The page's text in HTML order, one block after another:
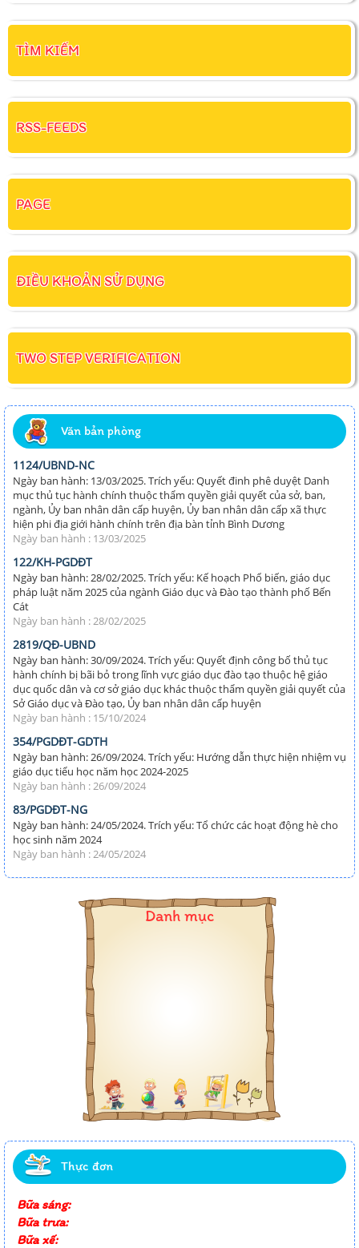
TÌM KIẾM
RSS-FEEDS
PAGE
ĐIỀU KHOẢN SỬ DỤNG
TWO STEP VERIFICATION
Văn bản phòng
1124/UBND-NC
Ngày ban hành: 13/03/2025. Trích yếu: Quyết đinh phê duyệt Danh
mục thủ tục hành chính thuộc thẩm quyền giải quyết của sở, ban,
ngành, Ủy ban nhân dân cấp huyện, Ủy ban nhân dân cấp xã thực
hiện phi địa giới hành chính trên địa bàn tỉnh Bình Dương
Ngày ban hành : 13/03/2025
122/KH-PGDĐT
Ngày ban hành: 28/02/2025. Trích yếu: Kế hoạch Phổ biến, giáo dục
pháp luật năm 2025 của ngành Giáo dục và Đào tạo thành phố Bến
Cát
Ngày ban hành : 28/02/2025
2819/QĐ-UBND
Ngày ban hành: 30/09/2024. Trích yếu: Quyết định công bố thủ tục
hành chính bị bãi bỏ trong lĩnh vực giáo dục đào tạo thuộc hệ giáo
dục quốc dân và cơ sở giáo dục khác thuộc thẩm quyền giải quyết của
Sở Giáo dục và Đào tạo, Ủy ban nhân dân cấp huyện
Ngày ban hành : 15/10/2024
354/PGDĐT-GDTH
Ngày ban hành: 26/09/2024. Trích yếu: Hướng dẫn thực hiện nhiệm vụ
giáo dục tiểu học năm học 2024-2025
Ngày ban hành : 26/09/2024
83/PGDĐT-NG
Ngày ban hành: 24/05/2024. Trích yếu: Tổ chức các hoạt động hè cho
học sinh năm 2024
Ngày ban hành : 24/05/2024
Danh mục
Thực đơn
Bữa sáng:
Bữa trưa:
Bữa xế: